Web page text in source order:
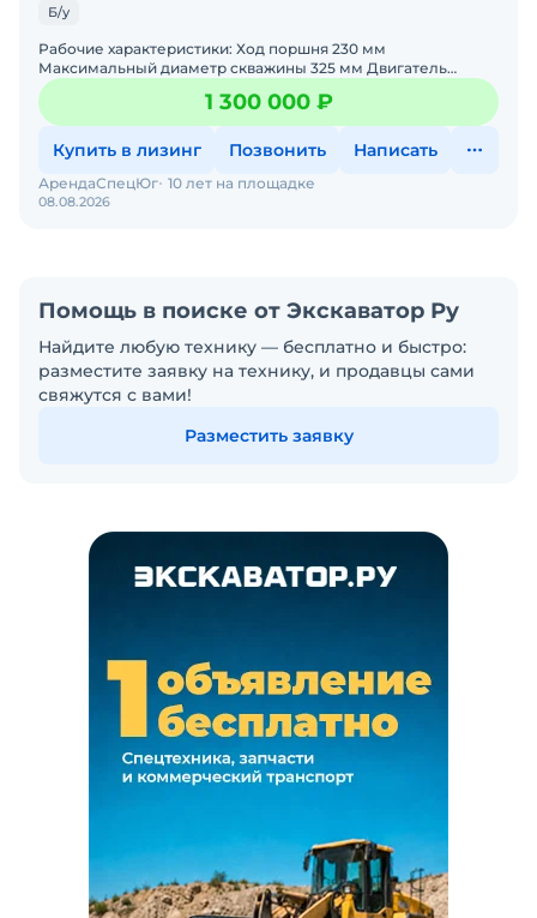
Б/у
Pабочие характеристики: Ход поршня 230 мм
Максимальный диаметр скважины 325 мм Двигатель
гидравлической станции Honda GX670 Мощность двигателя
гидравлическо
1 300 000 ₽
Купить в лизинг Позвонить Написать
08.08.2026
АрендаСпецЮг 10 лет на площадке
Помощь в поиске от Экскаватор Ру
Найдите любую технику — бесплатно и быстро:
разместите заявку на технику, и продавцы сами
свяжутся с вами!
Разместить заявку